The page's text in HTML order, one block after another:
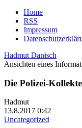
Home
RSS
Impressum
Hadmut Danisch
Ansichten eines
Die Polizei-Kollekte
Hadmut
13.8.2017 0:42
Uncategorized